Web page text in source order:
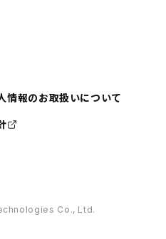
情報のお取扱いについて
Co., Ltd.